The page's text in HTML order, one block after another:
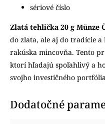
sériové číslo
Zlatá tehlička 20 g Münze
do zlata, ale aj do tradície
rakúska mincovňa. Tento
ktorí hľadajú spoľahlivý a
svojho investičného
Dodatočné